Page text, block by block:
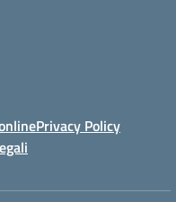
Privacy Policy